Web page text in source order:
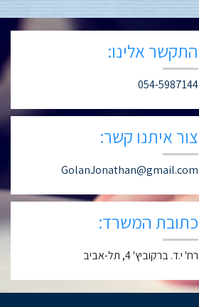
התקשר אלינו:
054-5987144
צור איתנו קשר:
GolanJonathan@gmail.com
כתובת המשרד:
רח' י.ד. ברקוביץ' 4, תל-אביב